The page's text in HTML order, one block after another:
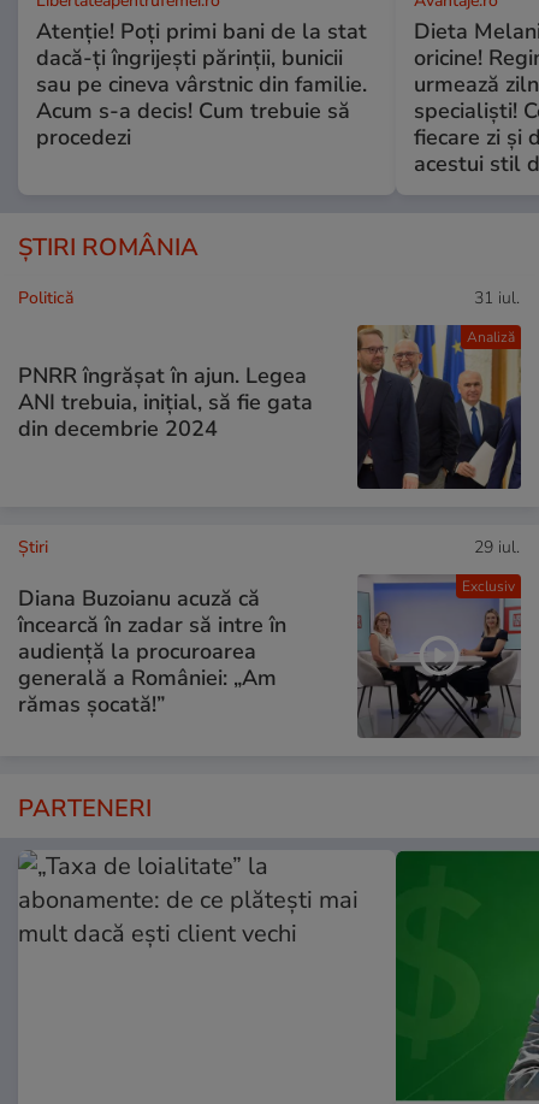
Atenție! Poți primi bani de la stat
dacă-ți îngrijești părinții, bunicii
sau pe cineva vârstnic din familie.
Acum s-a decis! Cum trebuie să
procedezi
Dieta
oricine!
urmează
specialiști!
fiecare zi și
acestui stil
ȘTIRI ROMÂNIA
Analiză
Politică 31 iul.
PNRR îngrășat în ajun. Legea
ANI trebuia, inițial, să fie gata
din decembrie 2024
Exclusiv
Ştiri 29 iul.
Diana Buzoianu acuză că
încearcă în zadar să intre în
audiență la procuroarea
generală a României: „Am
rămas șocată!”
PARTENERI